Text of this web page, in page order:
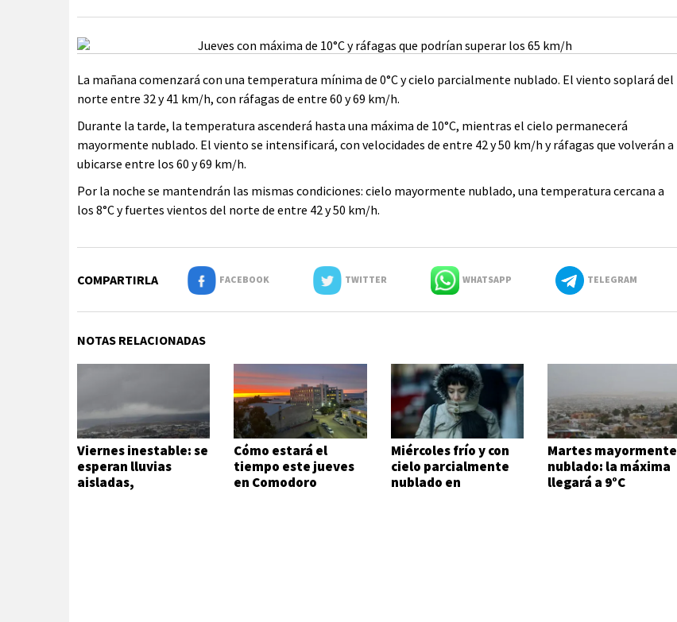
La mañana comenzará con una temperatura mínima de 0°C y cielo parcialmente nublado. El viento soplará del
norte entre 32 y 41 km/h, con ráfagas de entre 60 y 69 km/h.
Durante la tarde, la temperatura ascenderá hasta una máxima de 10°C, mientras el cielo permanecerá
mayormente nublado. El viento se intensificará, con velocidades de entre 42 y 50 km/h y ráfagas que volverán a
ubicarse entre los 60 y 69 km/h.
Por la noche se mantendrán las mismas condiciones: cielo mayormente nublado, una temperatura cercana a
los 8°C y fuertes vientos del norte de entre 42 y 50 km/h.
COMPARTIRLA FACEBOOK TWITTER WHATSAPP TELEGRAM
NOTAS RELACIONADAS
Viernes inestable: se
esperan lluvias
aisladas,
Cómo estará el
tiempo este jueves
en Comodoro
Miércoles frío y con
cielo parcialmente
nublado en
Martes mayormente
nublado: la máxima
llegará a 9°C